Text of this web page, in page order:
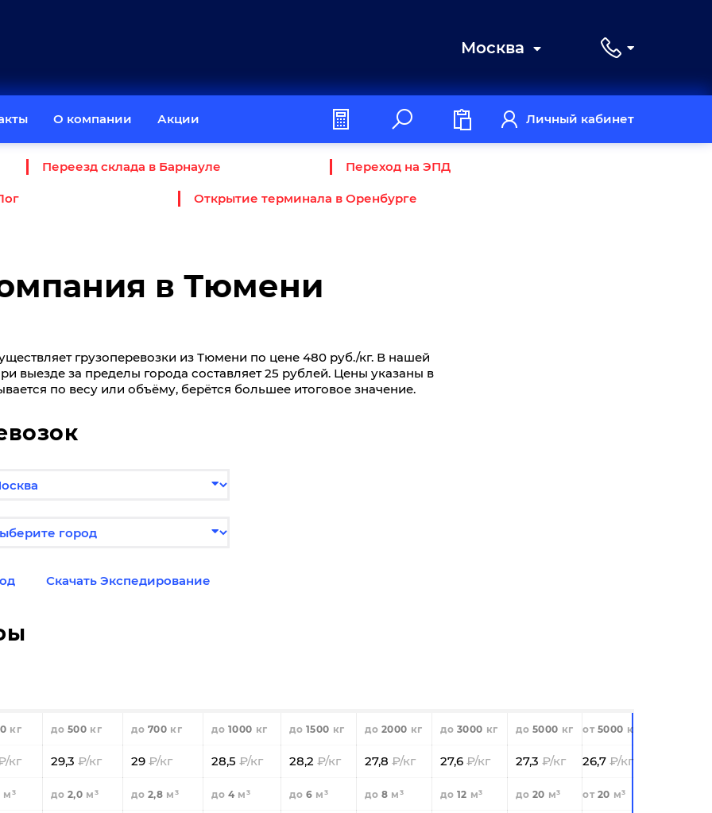
Москва
О компании Акции Личный кабинет
Переезд склада в Барнауле Переход на ЭПД
Открытие терминала в Оренбурге
в Тюмени
грузоперевозки из Тюмени по цене 480 руб./кг. В нашей
выезде за пределы города составляет 25 рублей. Цены указаны в
по весу или объёму, берётся большее итоговое значение.
Скачать Экспедирование
500 700 1000 1500 2000 3000 5000 5000
29,3 29 28,5 28,2 27,8 27,6 27,3 26,7
2,0 2,8 4 6 8 12 20 20